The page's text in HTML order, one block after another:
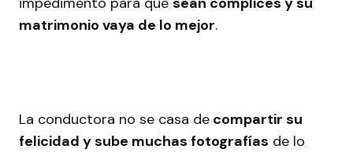
matrimonio vaya de lo mejor.
La conductora no se casa de compartir su
felicidad y sube muchas fotografías de lo